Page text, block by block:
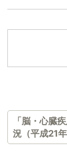
「脳・心臓
況（平成21